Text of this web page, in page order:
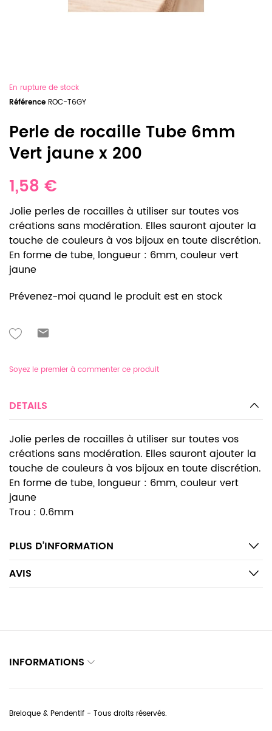
En rupture de stock
Référence ROC-T6GY
Perle de rocaille Tube 6mm
Vert jaune x 200
1,58 €
Jolie perles de rocailles à utiliser sur toutes vos
créations sans modération. Elles sauront ajouter la
touche de couleurs à vos bijoux en toute discrétion.
En forme de tube, longueur : 6mm, couleur vert
jaune
Prévenez-moi quand le produit est en stock
Soyez le premier à commenter ce produit
DETAILS
Jolie perles de rocailles à utiliser sur toutes vos
créations sans modération. Elles sauront ajouter la
touche de couleurs à vos bijoux en toute discrétion.
En forme de tube, longueur : 6mm, couleur vert
jaune
Trou : 0.6mm
PLUS D’INFORMATION
AVIS
INFORMATIONS
Breloque & Pendentif - Tous droits réservés.